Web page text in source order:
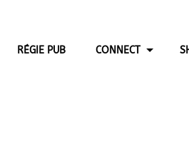
RÉGIE PUB CONNECT